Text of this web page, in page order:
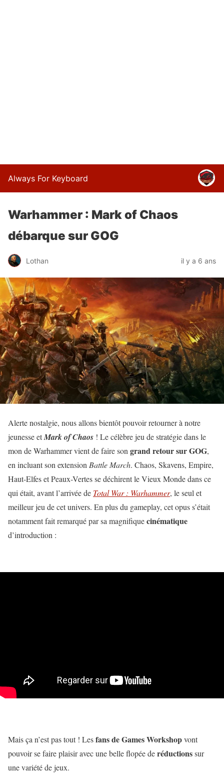
Always For Keyboard
Warhammer : Mark of Chaos
débarque sur GOG
Lothan il y a 6 ans
Alerte nostalgie, nous allons bientôt pouvoir retourner à notre
jeunesse etMark of Chaos ! Le célèbre jeu de stratégie dans le
mon de Warhammer vient de faire son grand retour sur GOG,
en incluant son extension Battle March. Chaos, Skavens, Empire,
Haut-Elfes et Peaux-Vertes se déchirent le Vieux Monde dans ce
qui était, avant l’arrivée de Total War : Warhammer, le seul et
meilleur jeu de cet univers. En plus du gameplay, cet opus s’était
notamment fait remarqué par sa magnifiquecinématique
d’introduction :
Mais ça n’est pas tout ! Lesfans de Games Workshopvont
pouvoir se faire plaisir avec une belle flopée deréductionssur
une variété de jeux.